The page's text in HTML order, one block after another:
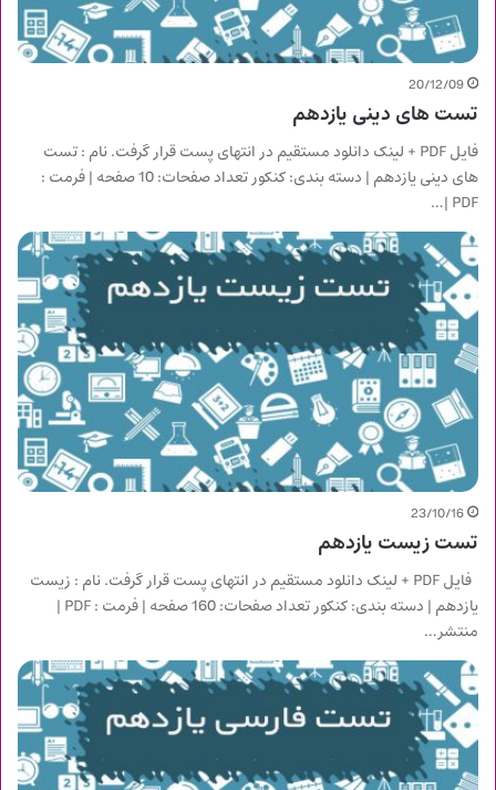
20/12/09
تست های دینی یازدهم
فایل PDF + لینک دانلود مستقیم در انتهای پست قرار گرفت. نام : تست
های دینی یازدهم | دسته بندی: کنکور تعداد صفحات: 10 صفحه | فرمت :
PDF |…
23/10/16
تست زیست یازدهم
فایل PDF + لینک دانلود مستقیم در انتهای پست قرار گرفت. نام : زیست
یازدهم | دسته بندی: کنکور تعداد صفحات: 160 صفحه | فرمت : PDF |
منتشر…